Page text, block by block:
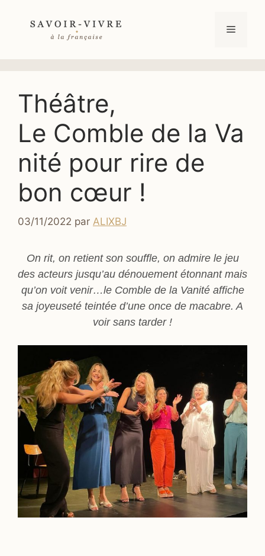
Menu
Théâtre,
Le Comble de la Va
nité pour rire de
bon cœur !
03/11/2022 par ALIXBJ
On rit, on retient son souffle, on admire le jeu
des acteurs jusqu’au dénouement étonnant mais
qu’on voit venir…le Comble de la Vanité affiche
sa joyeuseté teintée d’une once de macabre. A
voir sans tarder !